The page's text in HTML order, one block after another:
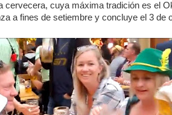
cervecera, cuya máxima tradición es el
a fines de setiembre y concluye el 3 de